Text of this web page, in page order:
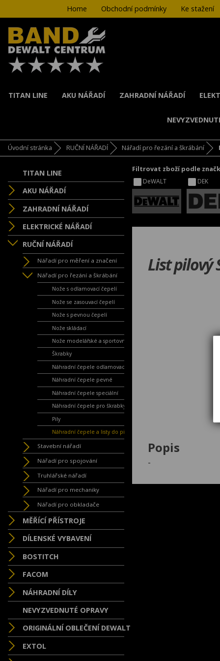
Home Obchodní podmínky Ke stažení
TITAN LINE AKU NÁŘADÍ ZAHRADNÍ NÁŘADÍ
Úvodní stránka RUČNÍ NÁŘADÍ Nářadí pro řezání a škrábání
TITAN LINE
AKU NÁŘADÍ
ZAHRADNÍ NÁŘADÍ
ELEKTRICKÉ NÁŘADÍ
RUČNÍ NÁŘADÍ
Nářadí pro měření a značení
Nářadí pro řezání a škrábání
Nože s odlamovací čepelí
Nože se zasouvací čepelí
Nože s pevnou čepelí
Nože skládací
Nože modelářské a sportovní
Škrabky
Náhradní čepele odlamovací
Náhradní čepele pevné
Náhradní čepele speciální
Náhradní čepele pro škrabky
Pily
Náhradní čepele a listy do pil
Stavební nářadí
Nářadí pro spojování
Truhlářské nářadí
Nářadí pro mechaniky
Nářadí pro obkladače
MĚŘÍCÍ PŘÍSTROJE
DÍLENSKÉ VYBAVENÍ
BOSTITCH
FACOM
NÁHRADNÍ DÍLY
NEVYZVEDNUTÉ OPRAVY
ORIGINÁLNÍ OBLEČENÍ DEWALT
EXTOL
Filtrovat zboží podle
DeWALT DEK
List pilový
Popis
-